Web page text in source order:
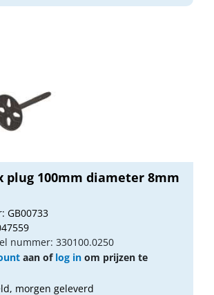
plug 100mm diameter 8mm
GB00733
nummer: 330100.0250
aan of log in om prijzen te
morgen geleverd